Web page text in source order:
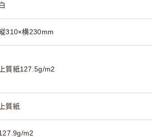
白
310×横230mm
上質紙127.5g/m2
上質紙
m2